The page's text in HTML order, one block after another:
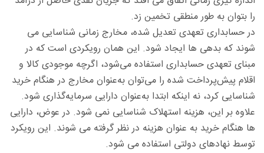
را بتوان به طور منطقی تخمین زد.
در حسابداری تعهدی تعدیل شده، مخارج زمانی شناسایی می
شوند که بدهی ها ایجاد شود. این همان رویکردی است که در
مبنای تعهدی حسابداری استفاده می‌شود، اگرچه موجودی کالا و
اقلام پیش‌پرداخت شده را می‌توان به‌عنوان مخارج در هنگام خرید
شناسایی کرد، نه اینکه ابتدا به‌عنوان دارایی سرمایه‌گذاری شود.
علاوه بر این، هزینه استهلاک شناسایی نمی شود. در عوض، دارایی
ها هنگام خرید به عنوان هزینه در نظر گرفته می شوند. این رویکرد
توسط نهادهای دولتی استفاده می شود.